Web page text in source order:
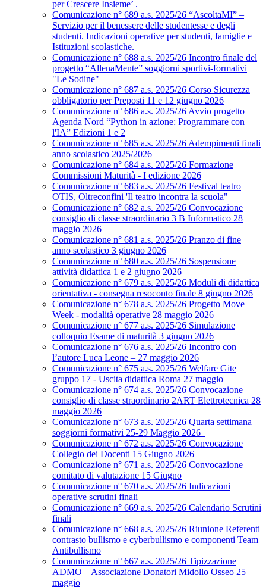
per Crescere Insieme’ .
Comunicazione n° 689 a.s. 2025/26 “AscoltaMI” –
Servizio per il benessere delle studentesse e degli
studenti. Indicazioni operative per studenti, famiglie e
Istituzioni scolastiche.
Comunicazione n° 688 a.s. 2025/26 Incontro finale del
progetto “AllenaMente” soggiorni sportivi‑formativi
"Le Sodine"
Comunicazione n° 687 a.s. 2025/26 Corso Sicurezza
obbligatorio per Preposti 11 e 12 giugno 2026
Comunicazione n° 686 a.s. 2025/26 Avvio progetto
Agenda Nord “Python in azione: Programmare con
l'IA” Edizioni 1 e 2
Comunicazione n° 685 a.s. 2025/26 Adempimenti finali
anno scolastico 2025/2026
Comunicazione n° 684 a.s. 2025/26 Formazione
Commissioni Maturità - I edizione 2026
Comunicazione n° 683 a.s. 2025/26 Festival teatro
OTIS, Oltreconfini 'Il teatro incontra la scuola"
Comunicazione n° 682 a.s. 2025/26 Convocazione
consiglio di classe straordinario 3 B Informatico 28
maggio 2026
Comunicazione n° 681 a.s. 2025/26 Pranzo di fine
anno scolastico 3 giugno 2026
Comunicazione n° 680 a.s. 2025/26 Sospensione
attività didattica 1 e 2 giugno 2026
Comunicazione n° 679 a.s. 2025/26 Moduli di didattica
orientativa - consegna resoconto finale 8 giugno 2026
Comunicazione n° 678 a.s. 2025/26 Progetto Move
Week - modalità operative 28 maggio 2026
Comunicazione n° 677 a.s. 2025/26 Simulazione
colloquio Esame di maturità 3 giugno 2026
Comunicazione n° 676 a.s. 2025/26 Incontro con
l’autore Luca Leone – 27 maggio 2026
Comunicazione n° 675 a.s. 2025/26 Welfare Gite
gruppo 17 - Uscita didattica Roma 27 maggio
Comunicazione n° 674 a.s. 2025/26 Convocazione
consiglio di classe straordinario 2ART Elettrotecnica 28
maggio 2026
Comunicazione n° 673 a.s. 2025/26 Quarta settimana
soggiorni formativi 25-29 Maggio 2026
Comunicazione n° 672 a.s. 2025/26 Convocazione
Collegio dei Docenti 15 Giugno 2026
Comunicazione n° 671 a.s. 2025/26 Convocazione
comitato di valutazione 15 Giugno
Comunicazione n° 670 a.s. 2025/26 Indicazioni
operative scrutini finali
Comunicazione n° 669 a.s. 2025/26 Calendario Scrutini
finali
Comunicazione n° 668 a.s. 2025/26 Riunione Referenti
contrasto bullismo e cyberbullismo e componenti Team
Antibullismo
Comunicazione n° 667 a.s. 2025/26 Tipizzazione
ADMO – Associazione Donatori Midollo Osseo 25
maggio